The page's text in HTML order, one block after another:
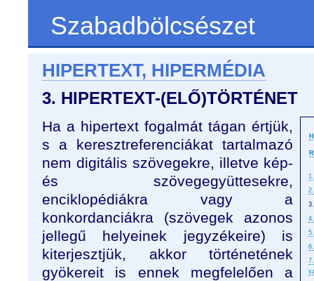
Szabadbölcsészet
HIPERTEXT, HIPERMÉDIA
3. HIPERTEXT-(ELŐ)TÖRTÉNET
Ha a hipertext fogalmát tágan értjük,
s a keresztreferenciákat tartalmazó
nem digitális szövegekre, illetve kép-
és szövegegyüttesekre,
enciklopédiákra vagy a
konkordanciákra (szövegek azonos
jellegű helyeinek jegyzékeire) is
kiterjesztjük, akkor történetének
gyökereit is ennek megfelelően a